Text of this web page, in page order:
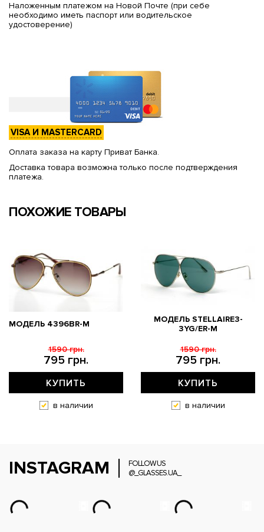
Наложенным платежом на Новой Почте (при себе
необходимо иметь паспорт или водительское
удостоверение)
VISA И MASTERCARD
Оплата заказа на карту Приват Банка.
Доставка товара возможна только после подтверждения
платежа.
ПОХОЖИЕ ТОВАРЫ
МОДЕЛЬ 4396BR-M
795 грн.
1590 грн.
КУПИТЬ
в наличии
МОДЕЛЬ STELLAIRE3-
3YG/ER-M
795 грн.
1590 грн.
КУПИТЬ
в наличии
INSTAGRAM
FOLLOW US
@_GLASSES.UA_